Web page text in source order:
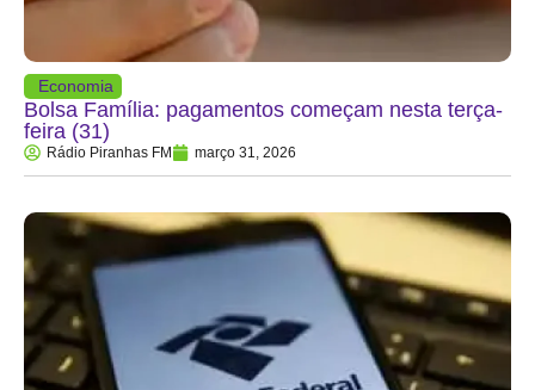
Economia
Bolsa Família: pagamentos começam nesta terça-
feira (31)
Rádio Piranhas FM março 31, 2026